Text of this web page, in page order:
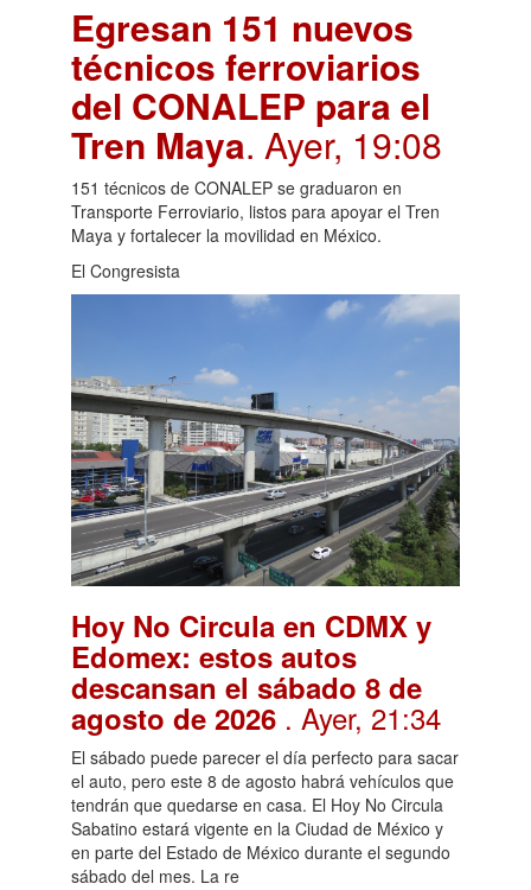
Egresan 151 nuevos
técnicos ferroviarios
del CONALEP para el
Tren Maya. Ayer, 19:08
151 técnicos de CONALEP se graduaron en
Transporte Ferroviario, listos para apoyar el Tren
Maya y fortalecer la movilidad en México.
El Congresista
Hoy No Circula en CDMX y
Edomex: estos autos
descansan el sábado 8 de
agosto de 2026 . Ayer, 21:34
El sábado puede parecer el día perfecto para sacar
el auto, pero este 8 de agosto habrá vehículos que
tendrán que quedarse en casa. El Hoy No Circula
Sabatino estará vigente en la Ciudad de México y
en parte del Estado de México durante el segundo
sábado del mes. La re